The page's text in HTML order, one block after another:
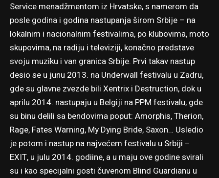
Service menadžmentom iz Hrvatske, s namerom da
posle godina i godina nastupanja širom Srbije – na
lokalnim i nacionalnim festivalima, po klubovima, moto
skupovima, na radiju i televiziji, konačno predstave
svoju muziku i van granica Srbije. Prvi takav nastup
desio se u junu 2013. na Underwall festivalu u Zadru,
gde su glavne zvezde bili Xentrix i Destruction, dok u
aprilu 2014. nastupaju u Belgiji na PPM festivalu, gde
su binu delili sa bendovima poput: Amorphis, Therion,
Rage, Fates Warning, My Dying Bride, Saxon… Usledio
je potom i nastup na najvećem festivalu u Srbiji –
EXIT, u julu 2014. godiine, a u maju ove godine svirali
su i kao specijalni gosti čuvenom Blind Guardianu u